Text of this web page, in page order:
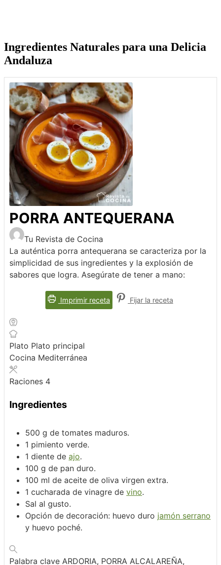
Ingredientes Naturales para una Delicia
Andaluza
PORRA ANTEQUERANA
Tu Revista de Cocina
La auténtica porra antequerana se caracteriza por la
simplicidad de sus ingredientes y la explosión de
sabores que logra. Asegúrate de tener a mano:
Imprimir receta Fijar la receta
Plato Plato principal
Cocina Mediterránea
Raciones 4
Ingredientes
500 g de tomates maduros.
1 pimiento verde.
1 diente de ajo.
100 g de pan duro.
100 ml de aceite de oliva virgen extra.
1 cucharada de vinagre de vino.
Sal al gusto.
Opción de decoración: huevo duro jamón serrano
y huevo poché.
Palabra clave ARDORIA, PORRA ALCALAREÑA,